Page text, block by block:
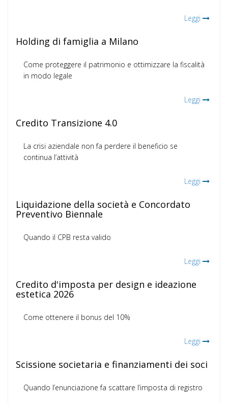
Leggi
Holding di famiglia a Milano
Come proteggere il patrimonio e ottimizzare la fiscalità
in modo legale
Leggi
Credito Transizione 4.0
La crisi aziendale non fa perdere il beneficio se
continua l’attività
Leggi
Liquidazione della società e Concordato
Preventivo Biennale
Quando il CPB resta valido
Leggi
Credito d'imposta per design e ideazione
estetica 2026
Come ottenere il bonus del 10%
Leggi
Scissione societaria e finanziamenti dei soci
Quando l’enunciazione fa scattare l’imposta di registro